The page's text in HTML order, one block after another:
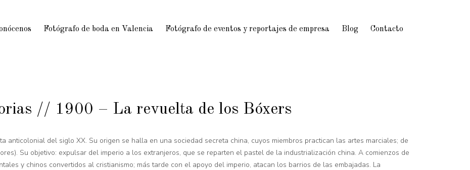
Fotógrafo de boda en Valencia Fotógrafo de eventos y reportajes de empresa Blog Contacto
// 1900 – La revuelta de los Bóxers
anticolonial del siglo XX. Su origen se halla en una sociedad secreta china, cuyos miembros practican las artes marciales; de
Su objetivo: expulsar del imperio a los extranjeros, que se reparten el pastel de la industrialización china. A comienzos de
y chinos convertidos al cristianismo; más tarde con el apoyo del imperio, atacan los barrios de las embajadas. La